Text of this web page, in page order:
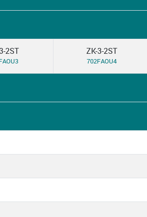
2ST ZK-3-2ST
702FAOU4